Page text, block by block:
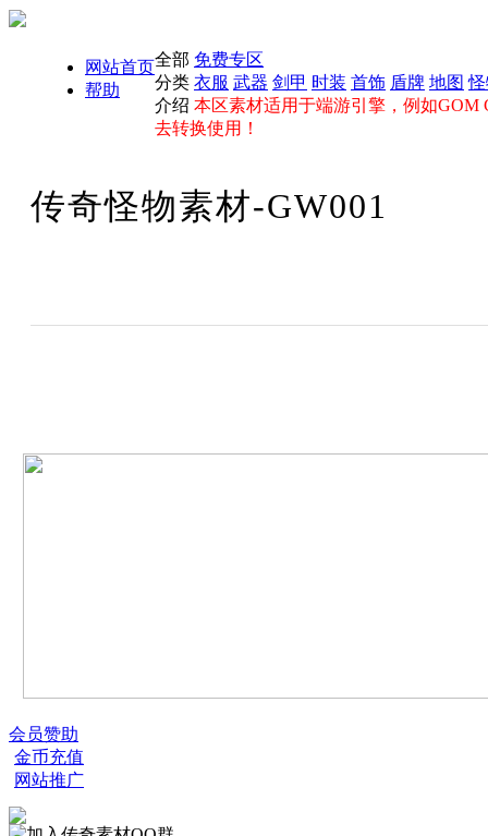
网站首页
帮助
全部 免费专区
分类 衣服 武器 剑甲 时装 首饰 盾牌 地图
介绍 本区素材适用于端游引擎，例如GOM
去转换使用！
传奇怪物素材-GW001
会员赞助
金币充值
网站推广